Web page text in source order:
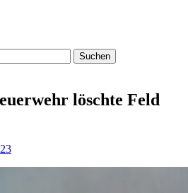
löschte Feld